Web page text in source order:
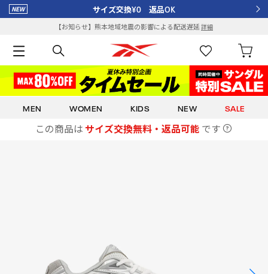
サイズ交換¥0 返品OK
【お知らせ】熊本地域地震の影響による配送遅延詳細
MEN WOMEN KIDS NEW SALE
この商品は サイズ交換無料・返品可能 です